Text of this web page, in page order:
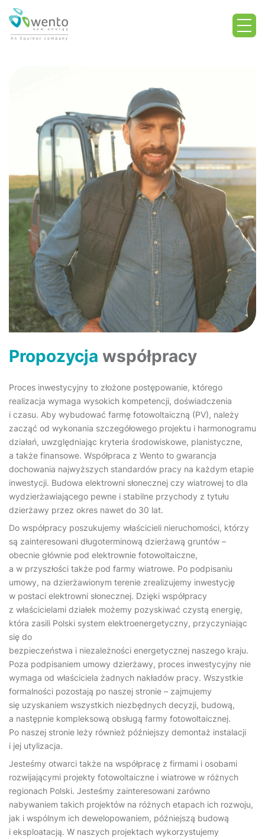
Propozycja współpracy
Proces inwestycyjny to złożone postępowanie, którego
realizacja wymaga wysokich kompetencji, doświadczenia
i czasu. Aby wybudować farmę fotowoltaiczną (PV), należy
zacząć od wykonania szczegółowego projektu i harmonogramu
działań, uwzględniając kryteria środowiskowe, planistyczne,
a także finansowe. Współpraca z Wento to gwarancja
dochowania najwyższych standardów pracy na każdym etapie
inwestycji. Budowa elektrowni słonecznej czy wiatrowej to dla
wydzierżawiającego pewne i stabilne przychody z tytułu
dzierżawy przez okres nawet do 30 lat.
Do współpracy poszukujemy właścicieli nieruchomości, którzy
są zainteresowani długoterminową dzierżawą gruntów –
obecnie głównie pod elektrownie fotowoltaiczne,
a w przyszłości także pod farmy wiatrowe. Po podpisaniu
umowy, na dzierżawionym terenie zrealizujemy inwestycję
w postaci elektrowni słonecznej. Dzięki współpracy
z właścicielami działek możemy pozyskiwać czystą energię,
która zasili Polski system elektroenergetyczny, przyczyniając
się do
bezpieczeństwa i niezależności energetycznej naszego kraju.
Poza podpisaniem umowy dzierżawy, proces inwestycyjny nie
wymaga od właściciela żadnych nakładów pracy. Wszystkie
formalności pozostają po naszej stronie – zajmujemy
się uzyskaniem wszystkich niezbędnych decyzji, budową,
a następnie kompleksową obsługą farmy fotowoltaicznej.
Po naszej stronie leży również późniejszy demontaż instalacji
i jej utylizacja.
Jesteśmy otwarci także na współpracę z firmami i osobami
rozwijającymi projekty fotowoltaiczne i wiatrowe w różnych
regionach Polski. Jesteśmy zainteresowani zarówno
nabywaniem takich projektów na różnych etapach ich rozwoju,
jak i wspólnym ich dewelopowaniem, późniejszą budową
i eksploatacją. W naszych projektach wykorzystujemy